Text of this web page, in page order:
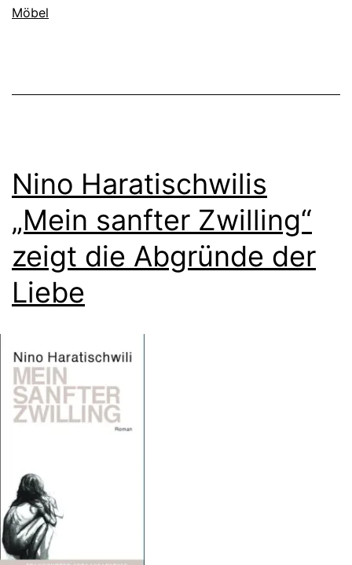
Möbel
Nino Haratischwilis
„Mein sanfter Zwilling“
zeigt die Abgründe der
Liebe